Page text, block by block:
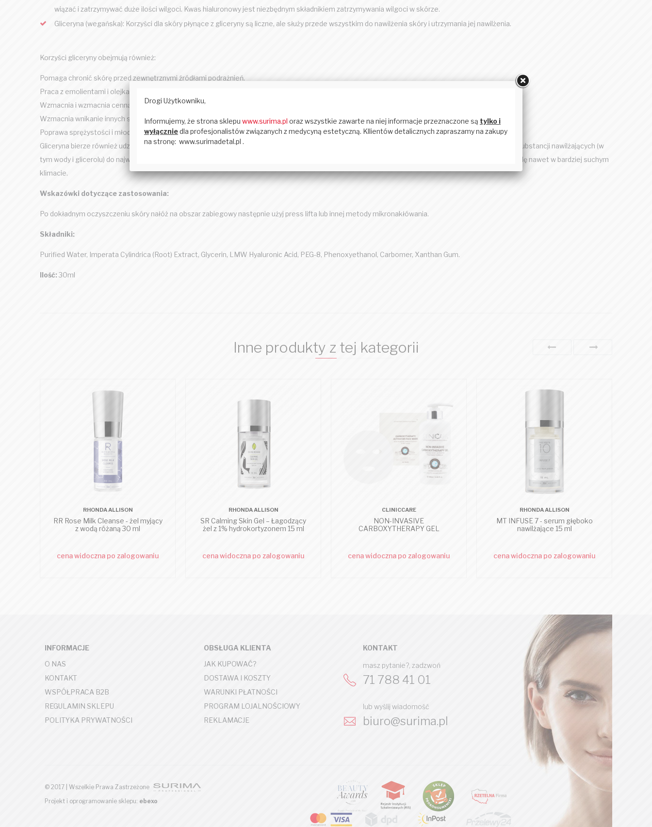
wiązać i zatrzymywać duże ilości wilgoci. Kwas hialuronowy jest niezbędnym składnikiem zatrzymywania wilgoci w skórze.
Gliceryna (wegańska): Korzyści dla skóry płynące z gliceryny są liczne, ale służy przede wszystkim do nawilżenia skóry i utrzymania jej nawilżenia.
Korzyści gliceryny obejmują również:
Pomaga chronić skórę przed zewnętrznymi źródłami podrażnień.
Praca z emolientami i olejkami, aby sprawić, że sucha skóra stanie się niesamowicie miękka i elastyczna.
Wzmacnia i wzmacnia cenną barierę wilgoci skóry.
Wzmacnia wnikanie innych składników do wierzchnich warstw skóry.
Poprawa sprężystości i młodzieńczego wyglądu skóry.
Gliceryna bierze również udział w transporcie i działaniu akwaporyn na powierzchni naszej skóry. Akwaporyny to białka, które kierują przepływ ważnych substancji nawilżających (w
tym wody i glicerolu) do najwyższych warstw skóry. Odgrywają kluczową rolę w utrzymaniu równowagi nawilżenia skóry, zapewniając jej gładkość i wygodę nawet w bardziej suchym
klimacie.
Wskazówki dotyczące zastosowania:
Po dokładnym oczyszczeniu skóry nałóż na obszar zabiegowy następnie użyj press lifta lub innej metody mikronakłówania.
Składniki:
Purified Water, Imperata Cylindrica (Root) Extract, Glycerin, LMW Hyaluronic Acid, PEG-8, Phenoxyethanol, Carbomer, Xanthan Gum.
Ilość: 30ml
Inne produkty z tej kategorii
RHONDA ALLISON
RR Rose Milk Cleanse - żel myjący
z wodą różaną 30 ml
cena widoczna po zalogowaniu
RHONDA ALLISON
SR Calming Skin Gel – Łagodzący
żel z 1% hydrokortyzonem 15 ml
cena widoczna po zalogowaniu
CLINICCARE
NON-INVASIVE
CARBOXYTHERAPY GEL
cena widoczna po zalogowaniu
RHONDA ALLISON
MT INFUSE 7 - serum głęboko
nawilżające 15 ml
cena widoczna po zalogowaniu
INFORMACJE
O NAS
KONTAKT
WSPÓŁPRACA B2B
REGULAMIN SKLEPU
POLITYKA PRYWATNOŚCI
OBSŁUGA KLIENTA
JAK KUPOWAĆ?
DOSTAWA I KOSZTY
WARUNKI PŁATNOŚCI
PROGRAM LOJALNOŚCIOWY
REKLAMACJE
KONTAKT
masz pytanie?, zadzwoń
71 788 41 01
lub wyślij wiadomość
biuro@surima.pl
© 2017 | Wszelkie Prawa Zastrzeżone
Projekt i oprogramowanie sklepu: ebexo